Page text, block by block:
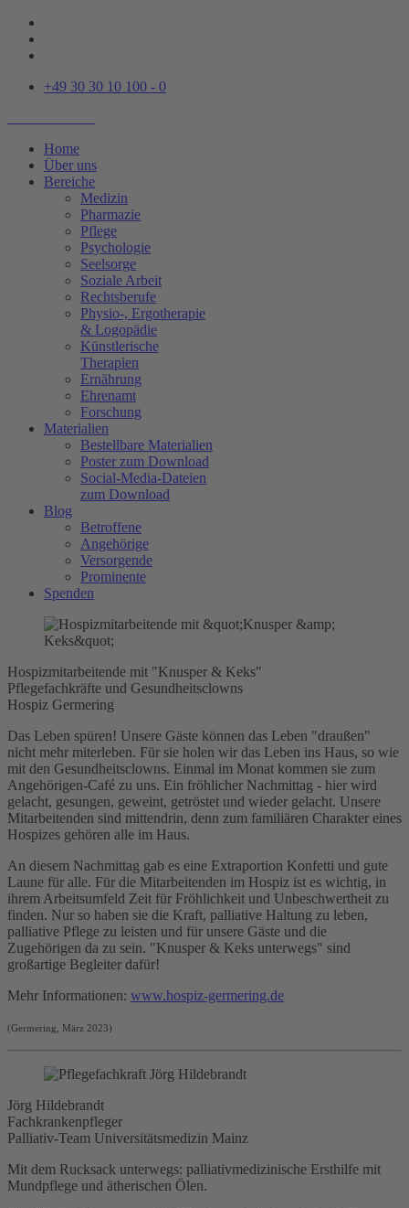
+49 30 30 10 100 - 0
Home
Über uns
Bereiche
Medizin
Pharmazie
Pflege
Psychologie
Seelsorge
Soziale Arbeit
Rechtsberufe
Physio-, Ergotherapie
& Logopädie
Künstlerische
Therapien
Ernährung
Ehrenamt
Forschung
Materialien
Bestellbare Materialien
Poster zum Download
Social-Media-Dateien
zum Download
Blog
Betroffene
Angehörige
Versorgende
Prominente
Spenden
Hospizmitarbeitende mit "Knusper & Keks"
Pflegefachkräfte und Gesundheitsclowns
Hospiz Germering
Das Leben spüren! Unsere Gäste können das Leben "draußen"
nicht mehr miterleben. Für sie holen wir das Leben ins Haus, so wie
mit den Gesundheitsclowns. Einmal im Monat kommen sie zum
Angehörigen-Café zu uns. Ein fröhlicher Nachmittag - hier wird
gelacht, gesungen, geweint, getröstet und wieder gelacht. Unsere
Mitarbeitenden sind mittendrin, denn zum familiären Charakter eines
Hospizes gehören alle im Haus.
An diesem Nachmittag gab es eine Extraportion Konfetti und gute
Laune für alle. Für die Mitarbeitenden im Hospiz ist es wichtig, in
ihrem Arbeitsumfeld Zeit für Fröhlichkeit und Unbeschwertheit zu
finden. Nur so haben sie die Kraft, palliative Haltung zu leben,
palliative Pflege zu leisten und für unsere Gäste und die
Zugehörigen da zu sein. "Knusper & Keks unterwegs" sind
großartige Begleiter dafür!
Mehr Informationen: www.hospiz-germering.de
(Germering, März 2023)
Jörg Hildebrandt
Fachkrankenpfleger
Palliativ-Team Universitätsmedizin Mainz
Mit dem Rucksack unterwegs: palliativmedizinische Ersthilfe mit
Mundpflege und ätherischen Ölen.